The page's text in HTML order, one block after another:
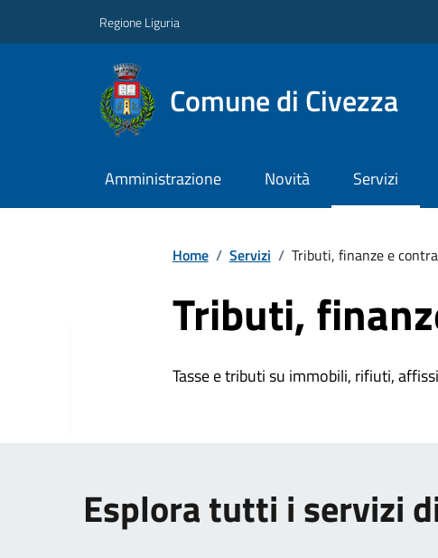
Regione Liguria
Comune di Civezza
Amministrazione Novità Servizi
Home / Servizi / Tributi, finanze e
Tributi,
Tasse e tributi su immobili, rifiuti,
Esplora tutti i servizi